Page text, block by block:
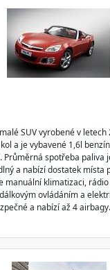
SUV vyrobené v
a je vybavené 1,6l
Průměrná spotřeba paliva
a nabízí dostatek místa
manuální klimatizaci, rádio
ovládáním a
a nabízí až 4 airbagy.